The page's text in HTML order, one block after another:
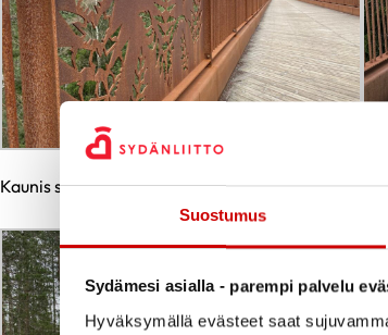
Suostumus
Sydämesi asialla - parempi palvelu
Hyväksymällä evästeet saat
Kaunis silta